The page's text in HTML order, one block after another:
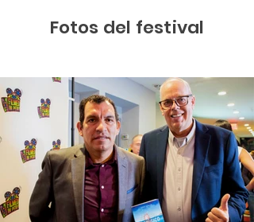
Fotos del festival